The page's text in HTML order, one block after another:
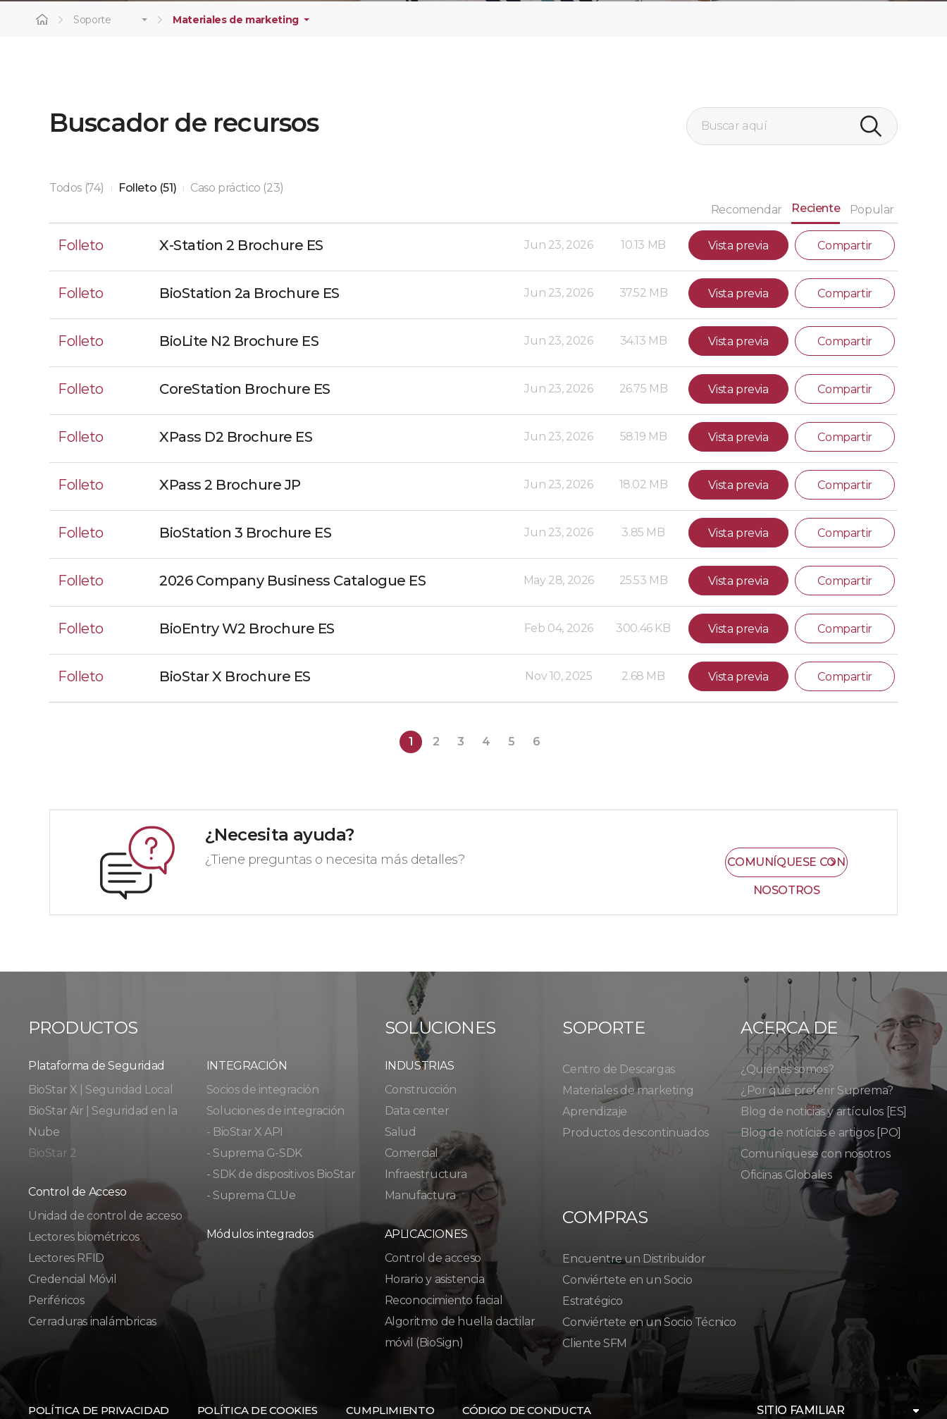
Soporte Materiales de marketing
Buscador de recursos
Todos (74) | Folleto (51) |
Caso práctico (23)
Recomendar
Reciente Popular
Folleto X-Station 2 Brochure ES Jun 23, 2026 10.13 MB Vista previa Compartir
Folleto BioStation 2a Brochure ES Jun 23, 2026 37.52 MB Vista previa Compartir
Folleto BioLite N2 Brochure ES Jun 23, 2026 34.13 MB Vista previa Compartir
Folleto CoreStation Brochure ES Jun 23, 2026 26.75 MB Vista previa Compartir
Folleto XPass D2 Brochure ES Jun 23, 2026 58.19 MB Vista previa Compartir
Folleto XPass 2 Brochure JP Jun 23, 2026 18.02 MB Vista previa Compartir
Folleto BioStation 3 Brochure ES Jun 23, 2026 3.85 MB Vista previa Compartir
Folleto 2026 Company Business Catalogue ES May 28, 2026 25.53 MB Vista previa Compartir
Folleto BioEntry W2 Brochure ES Feb 04, 2026 300.46 KB Vista previa Compartir
Folleto BioStar X Brochure ES Nov 10, 2025 2.68 MB Vista previa Compartir
1 2 3 4 5 6
¿Necesita ayuda?
¿Tiene preguntas o necesita más detalles? COMUNÍQUESE CON
NOSOTROS
PRODUCTOS
Plataforma de Seguridad
BioStar X | Seguridad Local
BioStar Air | Seguridad en la
Nube
BioStar 2
Control de Acceso
Unidad de control de acceso
Lectores biométricos
Lectores RFID
Credencial Móvil
Periféricos
Cerraduras inalámbricas
INTEGRACIÓN
Socios de integración
Soluciones de integración
- BioStar X API
- Suprema G-SDK
- SDK de dispositivos BioStar
- Suprema CLUe
Módulos integrados
SOLUCIONES
INDUSTRIAS
Construcción
Data center
Salud
Comercial
Infraestructura
Manufactura
APLICACIONES
Control de acceso
Horario y asistencia
Reconocimiento facial
Algoritmo de huella dactilar
móvil (BioSign)
SOPORTE
Centro de Descargas
Materiales de marketing
Aprendizaje
Productos descontinuados
ACERCA DE
¿Quiénes somos?
¿Por qué preferir Suprema?
Blog de noticias y artículos [ES]
Blog de notícias e artigos [PO]
Comuníquese con nosotros
Oficinas Globales
COMPRAS
Encuentre un Distribuidor
Conviértete en un Socio
Estratégico
Conviértete en un Socio Técnico
Cliente SFM
POLÍTICA DE PRIVACIDAD POLÍTICA DE COOKIES CUMPLIMIENTO CÓDIGO DE CONDUCTA SITIO FAMILIAR